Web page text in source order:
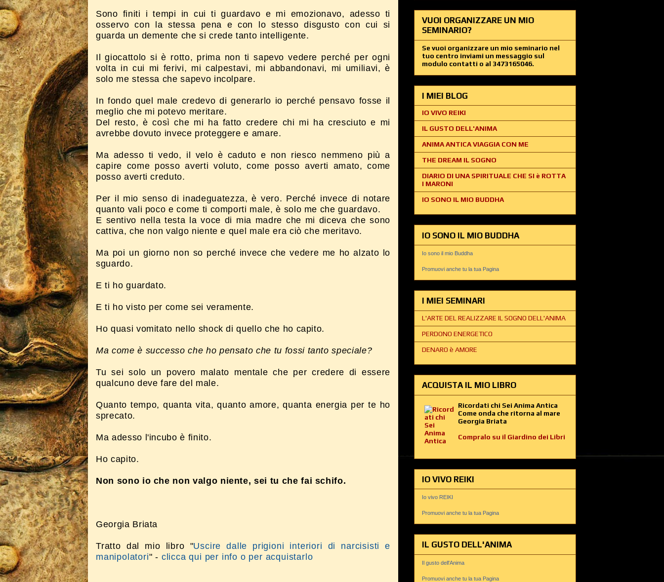
Sono finiti i tempi in cui ti guardavo e mi emozionavo, adesso ti
osservo con la stessa pena e con lo stesso disgusto con cui si
guarda un demente che si crede tanto intelligente.
Il giocattolo si è rotto, prima non ti sapevo vedere perché per ogni
volta in cui mi ferivi, mi calpestavi, mi abbandonavi, mi umiliavi, è
solo me stessa che sapevo incolpare.
In fondo quel male credevo di generarlo io perché pensavo fosse il
meglio che mi potevo meritare.
Del resto, è così che mi ha fatto credere chi mi ha cresciuto e mi
avrebbe dovuto invece proteggere e amare.
Ma adesso ti vedo, il velo è caduto e non riesco nemmeno più a
capire come posso averti voluto, come posso averti amato, come
posso averti creduto.
Per il mio senso di inadeguatezza, è vero. Perché invece di notare
quanto vali poco e come ti comporti male, è solo me che guardavo.
E sentivo nella testa la voce di mia madre che mi diceva che sono
cattiva, che non valgo niente e quel male era ciò che meritavo.
Ma poi un giorno non so perché invece che vedere me ho alzato lo
sguardo.
E ti ho guardato.
E ti ho visto per come sei veramente.
Ho quasi vomitato nello shock di quello che ho capito.
Ma come è successo che ho pensato che tu fossi tanto speciale?
Tu sei solo un povero malato mentale che per credere di essere
qualcuno deve fare del male.
Quanto tempo, quanta vita, quanto amore, quanta energia per te ho
sprecato.
Ma adesso l'incubo è finito.
Ho capito.
Non sono io che non valgo niente, sei tu che fai schifo.
Georgia Briata
Tratto dal mio libro "Uscire dalle prigioni interiori di narcisisti e
manipolatori" - clicca qui per info o per acquistarlo
VUOI ORGANIZZARE UN MIO
SEMINARIO?
Se vuoi organizzare un mio seminario nel
tuo centro inviami un messaggio sul
modulo contatti o al 3473165046.
I MIEI BLOG
IO VIVO REIKI
IL GUSTO DELL'ANIMA
ANIMA ANTICA VIAGGIA CON ME
THE DREAM IL SOGNO
DIARIO DI UNA SPIRITUALE CHE SI è ROTTA
I MARONI
IO SONO IL MIO BUDDHA
IO SONO IL MIO BUDDHA
Io sono il mio Buddha
Promuovi anche tu la tua Pagina
I MIEI SEMINARI
L'ARTE DEL REALIZZARE IL SOGNO DELL'ANIMA
PERDONO ENERGETICO
DENARO è AMORE
ACQUISTA IL MIO LIBRO
Ricordati chi Sei Anima Antica
Come onda che ritorna al mare
Georgia Briata
Compralo su il Giardino dei Libri
IO VIVO REIKI
Io vivo REIKI
Promuovi anche tu la tua Pagina
IL GUSTO DELL'ANIMA
Il gusto dell'Anima
Promuovi anche tu la tua Pagina